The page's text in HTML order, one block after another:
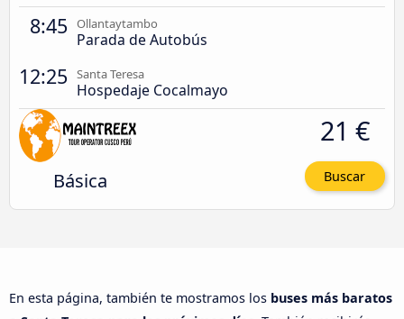
8:45 Ollantaytambo
Parada de Autobús
12:25 Santa Teresa
Hospedaje Cocalmayo
Básica
21 €
Buscar
En esta página, también te mostramos los buses más baratos